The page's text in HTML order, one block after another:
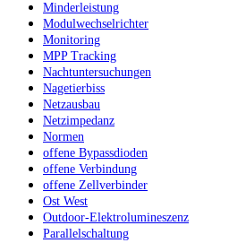
Minderleistung
Modulwechselrichter
Monitoring
MPP Tracking
Nachtuntersuchungen
Nagetierbiss
Netzausbau
Netzimpedanz
Normen
offene Bypassdioden
offene Verbindung
offene Zellverbinder
Ost West
Outdoor-Elektrolumineszenz
Parallelschaltung